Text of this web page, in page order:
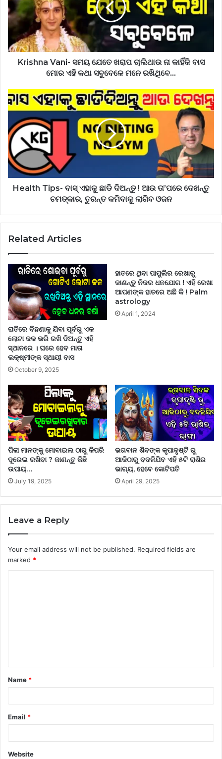
Krishna Vani- ସମୟ ଯେତେ ଖରାପ ଚାଲିଥାଉ ନା କାହିଁକି ବାସ
ମୋର ଏହି କଥା ସବୁବେଳେ ମନେ ରଖିଥିବେ…
Health Tips- ବାସ୍ ଏହାକୁ ଛାଡି ଦିଅନ୍ତୁ ! ଆଉ ତା’ପରେ ଦେଖନ୍ତୁ
ଚମତ୍କାର, ତୁରନ୍ତ କମିବାକୁ ଲାଗିବ ଓଜନ
Related Articles
ରାତିରେ ବିଛଣାକୁ ଯିବା ପୂର୍ବରୁ ଏକ
ଲୋଟା ଜଳ ଭରି ରଖି ଦିଅନ୍ତୁ ଏହି
ସ୍ଥାନରେ । ଘରେ ହେବ ମାତା
ଲକ୍ଷ୍ମୀଙ୍କ ସ୍ଥାୟୀ ବାସ
October 9, 2025
ହାତରେ ଥିବା ପାପୁଲିର ରେଖାରୁ
ଜାଣନ୍ତୁ ନିଜର ଧନଯୋଗ ! ଏହି ରେଖା
ଆପଣଙ୍କ ହାତରେ ଅଛି କି ! Palm
astrology
April 1, 2024
ପିଲା ମାନଙ୍କୁ ମୋବାଇଲ ଠାରୁ କିପରି
ଦୂରେଇ ରଖିବା ? ଜାଣନ୍ତୁ କିଛି
ଉପାୟ…
July 19, 2025
ଭଗବାନ ଶିବଙ୍କ କୃପାଦୃଷ୍ଟି ରୁ
ଆଜିଠାରୁ ବଦଳିଯିବ ଏହି ୫ଟି ରାଶିର
ଭାଗ୍ୟ, ହେବେ କୋଟିପତି
April 29, 2025
Leave a Reply
Your email address will not be published. Required fields are
marked *
t
*
Name *
Email *
Website